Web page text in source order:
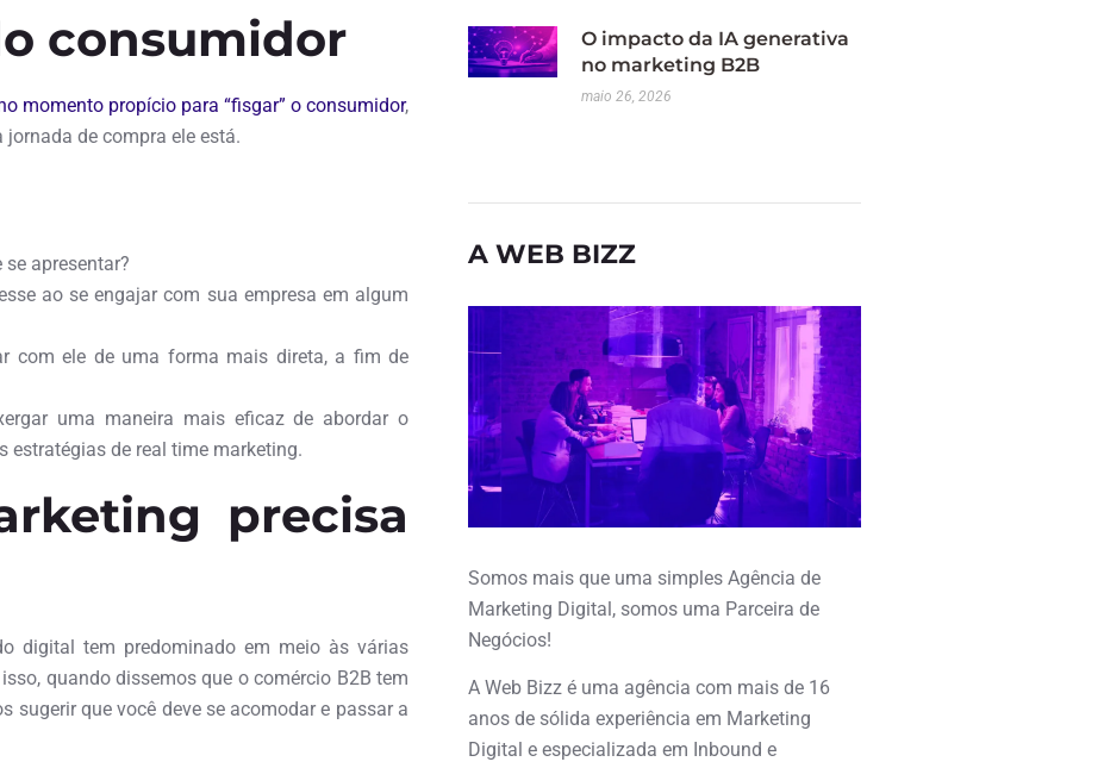
consumidor
momento propício para “fisgar” o consumidor,
de compra ele está.
apresentar?
ao se engajar com sua empresa em algum
com ele de uma forma mais direta, a fim de
uma maneira mais eficaz de abordar o
de real time marketing.
precisa
digital tem predominado em meio às várias
quando dissemos que o comércio B2B tem
sugerir que você deve se acomodar e passar a
O impacto da IA generativa
no marketing B2B
maio 26, 2026
A WEB BIZZ
Somos mais que uma simples Agência de
Marketing Digital, somos uma Parceira de
Negócios!
A Web Bizz é uma agência com mais de 16
anos de sólida experiência em Marketing
Digital e especializada em Inbound e